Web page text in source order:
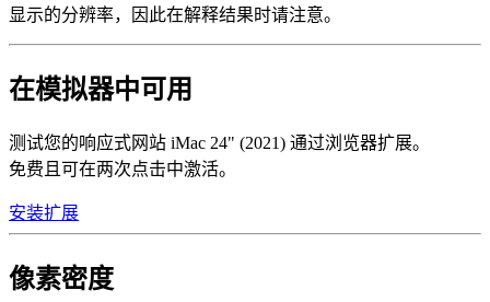
显示的分辨率，因此在解释结果时请注意。
在模拟器中可用
测试您的响应式网站 iMac 24" (2021) 通过浏览器扩展。
免费且可在两次点击中激活。
安装扩展
像素密度